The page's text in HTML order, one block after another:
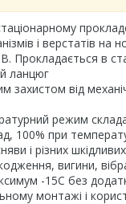
і верстатів на
в
ланцюг
від
режим
100% при
і різних
вигини,
-15С без
монтажі і